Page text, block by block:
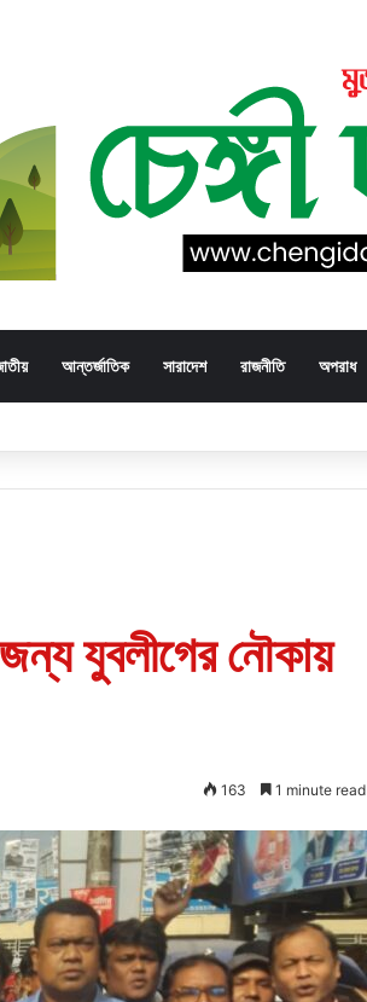
আন্তর্জাতিক সারাদেশ রাজনীতি অপরাধ
স্বজনের খোঁজ পুলিশের
জন্য যুবলীগের নৌকায়
163 1 minute read